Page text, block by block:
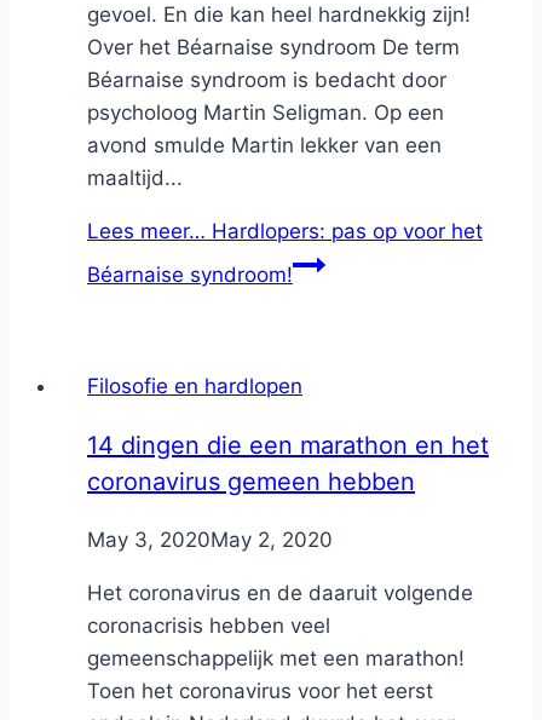
gevoel. En die kan heel hardnekkig zijn!
Over het Béarnaise syndroom De term
Béarnaise syndroom is bedacht door
psycholoog Martin Seligman. Op een
avond smulde Martin lekker van een
maaltijd...
Lees meer… Hardlopers: pas op voor het
Béarnaise syndroom!
Filosofie en hardlopen
14 dingen die een marathon en het
coronavirus gemeen hebben
ByNicole
May 3, 2020May 2, 2020
Het coronavirus en de daaruit volgende
coronacrisis hebben veel
gemeenschappelijk met een marathon!
Toen het coronavirus voor het eerst